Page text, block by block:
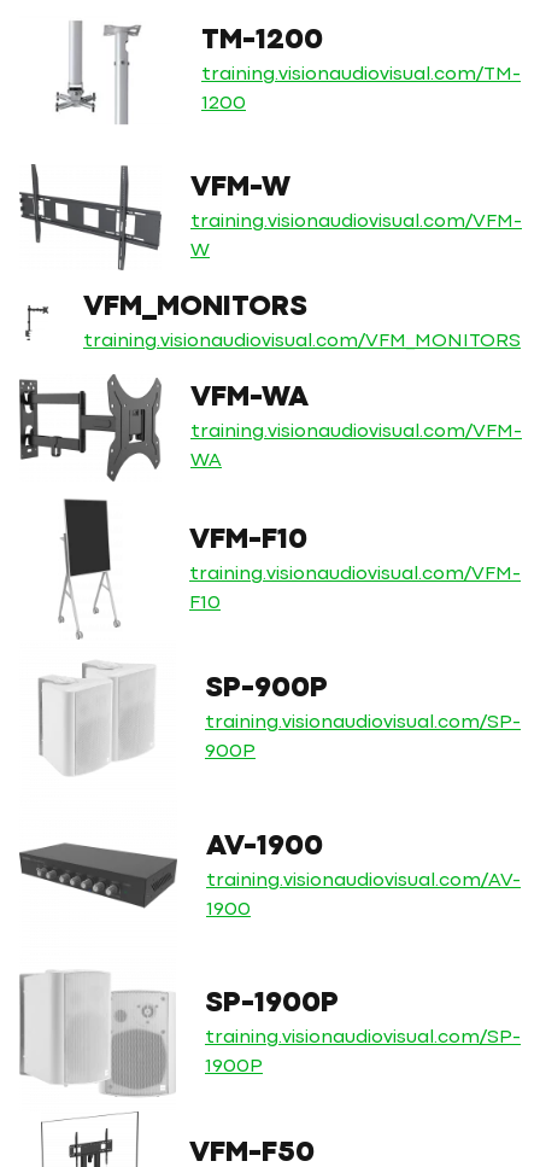
TM-1200
training.visionaudiovisual.com/TM-
1200
VFM-W
training.visionaudiovisual.com/VFM-
W
VFM_MONITORS
training.visionaudiovisual.com/VFM_MONITORS
VFM-WA
training.visionaudiovisual.com/VFM-
WA
VFM-F10
training.visionaudiovisual.com/VFM-
F10
SP-900P
training.visionaudiovisual.com/SP-
900P
AV-1900
training.visionaudiovisual.com/AV-
1900
SP-1900P
training.visionaudiovisual.com/SP-
1900P
VFM-F50